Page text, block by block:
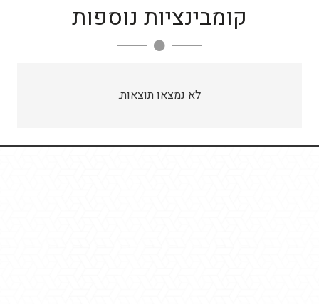
קומבינציות נוספות
לא נמצאו תוצאות.